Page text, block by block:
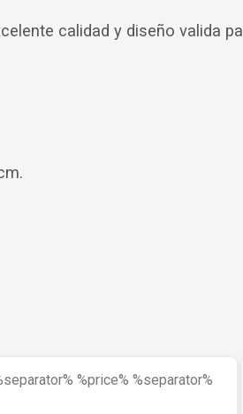
calidad y diseño valida